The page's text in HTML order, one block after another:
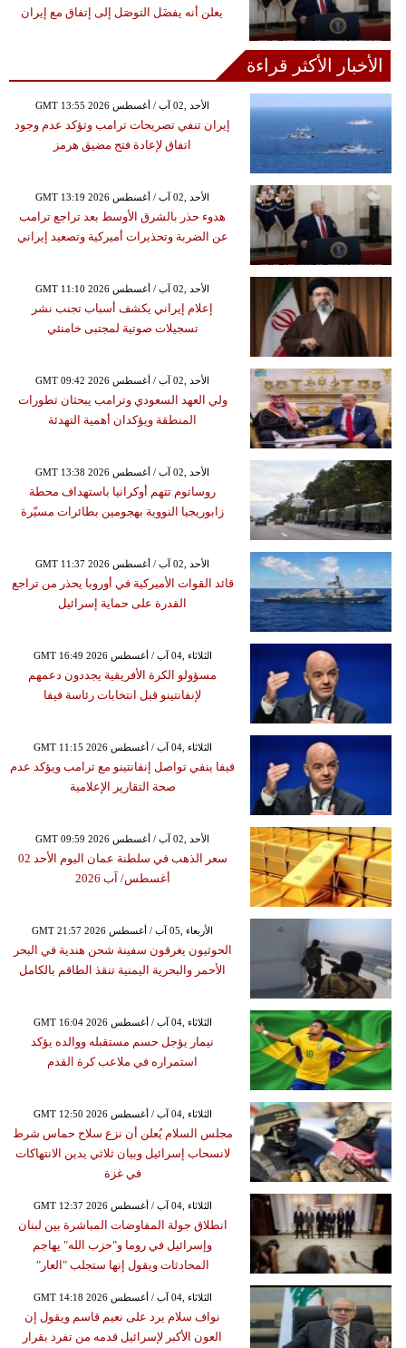
يعلن أنه يفضَل التوصَل إلى إتفاق مع إيران
الأخبار الأكثر قراءة
GMT 13:55 2026 الأحد ,02 آب / أغسطس
إيران تنفي تصريحات ترامب وتؤكد عدم وجود
اتفاق لإعادة فتح مضيق هرمز
GMT 13:19 2026 الأحد ,02 آب / أغسطس
هدوء حذر بالشرق الأوسط بعد تراجع ترامب
عن الضربة وتحذيرات أميركية وتصعيد إيراني
GMT 11:10 2026 الأحد ,02 آب / أغسطس
إعلام إيراني يكشف أسباب تجنب نشر
تسجيلات صوتية لمجتبى خامنئي
GMT 09:42 2026 الأحد ,02 آب / أغسطس
ولي العهد السعودي وترامب يبحثان تطورات
المنطقة ويؤكدان أهمية التهدئة
GMT 13:38 2026 الأحد ,02 آب / أغسطس
روساتوم تتهم أوكرانيا باستهداف محطة
زابوريجيا النووية بهجومين بطائرات مسيّرة
GMT 11:37 2026 الأحد ,02 آب / أغسطس
قائد القوات الأميركية في أوروبا يحذر من تراجع
القدرة على حماية إسرائيل
GMT 16:49 2026 الثلاثاء ,04 آب / أغسطس
مسؤولو الكرة الأفريقية يجددون دعمهم
لإنفانتينو قبل انتخابات رئاسة فيفا
GMT 11:15 2026 الثلاثاء ,04 آب / أغسطس
فيفا ينفي تواصل إنفانتينو مع ترامب ويؤكد عدم
صحة التقارير الإعلامية
GMT 09:59 2026 الأحد ,02 آب / أغسطس
سعر الذهب في سلطنة عمان اليوم الأحد 02
أغسطس/ آب 2026
GMT 21:57 2026 الأربعاء ,05 آب / أغسطس
الحوثيون يغرقون سفينة شحن هندية في البحر
الأحمر والبحرية اليمنية تنقذ الطاقم بالكامل
GMT 16:04 2026 الثلاثاء ,04 آب / أغسطس
نيمار يؤجل حسم مستقبله ووالده يؤكد
استمراره في ملاعب كرة القدم
GMT 12:50 2026 الثلاثاء ,04 آب / أغسطس
مجلس السلام يُعلن أن نزع سلاح حماس شرط
لانسحاب إسرائيل وبيان ثلاثي يدين الانتهاكات
في غزة
GMT 12:37 2026 الثلاثاء ,04 آب / أغسطس
انطلاق جولة المفاوضات المباشرة بين لبنان
وإسرائيل في روما و"حزب الله" يهاجم
المحادثات ويقول إنها ستجلب "العار"
GMT 14:18 2026 الثلاثاء ,04 آب / أغسطس
نواف سلام يرد على نعيم قاسم ويقول إن
العون الأكبر لإسرائيل قدمه من تفرد بقرار